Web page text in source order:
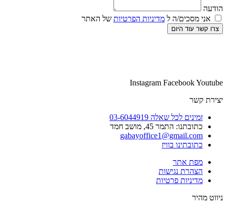
הודעה
אני מסכים/ה ל מדיניות הפרטיות של האתר
צרו קשר עוד היום
Instagram FacebookYoutube
יצירת קשר
זמינים לכל שאלה 03-6044919
כתובתנו: התמר 45, מושב חמד​
gabayoffice1@gmail.com
כתובתינו בוויז
מפת אתר
הצהרת נגישות
מדיניות פרטיות
ניווט מהיר